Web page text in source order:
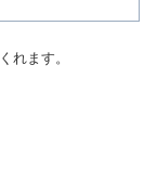
れます。